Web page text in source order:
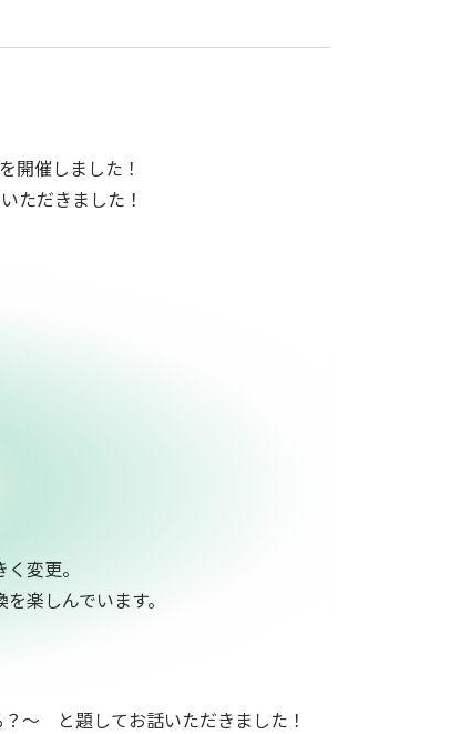
開催しました！
ただきました！
変更。
楽しんでいます。
～ と題してお話いただきました！